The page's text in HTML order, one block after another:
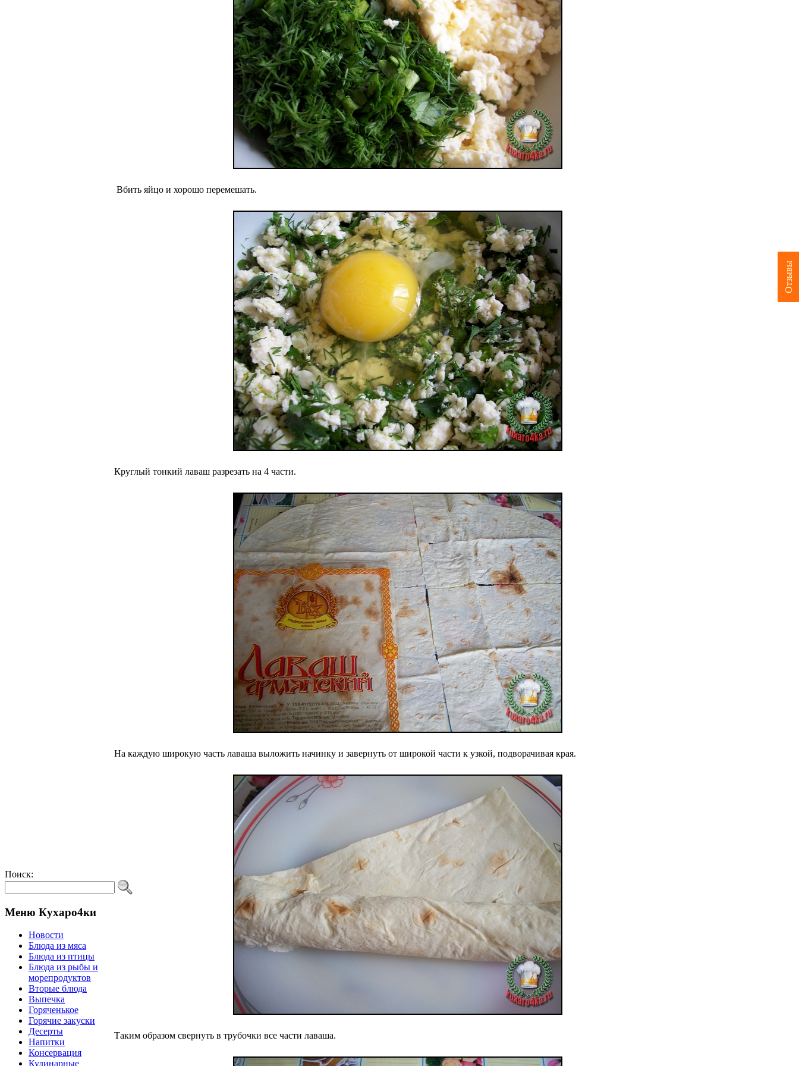
Поиск:
Меню Кухаро4ки
Новости
Блюда из мяса
Блюда из птицы
Блюда из рыбы и
морепродуктов
Вторые блюда
Выпечка
Горяченькое
Горячие закуски
Десерты
Напитки
Консервация
Кулинарные
Вбить яйцо и хорошо перемешать.
Круглый тонкий лаваш разрезать на 4 части.
На каждую широкую часть лаваша выложить начинку и завернуть от широкой части к узкой, подворачивая края.
Таким образом свернуть в трубочки все части лаваша.
Отзывы